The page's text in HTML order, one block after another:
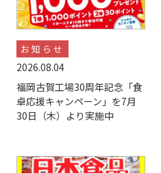
お知らせ
2026.08.04
福岡古賀工場30周年記念「食
卓応援キャンペーン」を7月
30日（木）より実施中